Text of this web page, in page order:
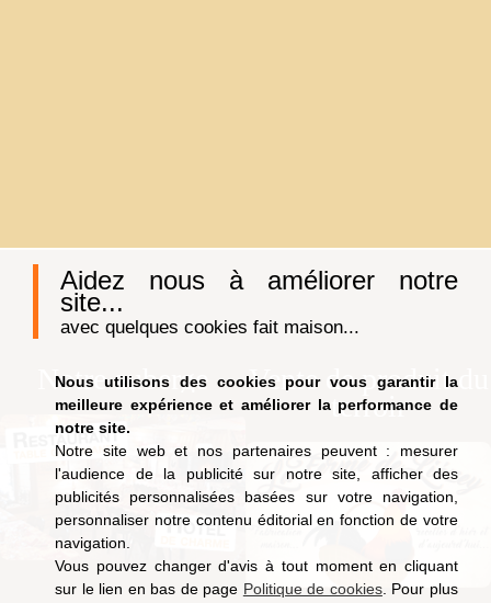
Aidez nous à améliorer notre
site...
avec quelques cookies fait maison...
Nous utilisons des cookies pour vous garantir la
meilleure expérience et améliorer la performance de
notre site.
Notre site web et nos partenaires peuvent : mesurer
l'audience de la publicité sur notre site, afficher des
publicités personnalisées basées sur votre navigation,
personnaliser notre contenu éditorial en fonction de votre
navigation.
Vous pouvez changer d'avis à tout moment en cliquant
sur le lien en bas de page Politique de cookies. Pour plus
Notre auberge
Vente de produit du
terroir